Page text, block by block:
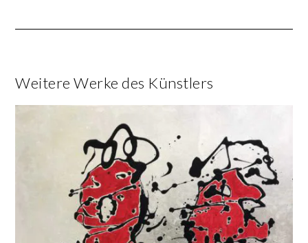
Weitere Werke des Künstlers